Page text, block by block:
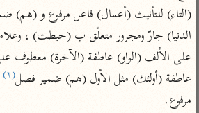
تفسير الثعالبي
تفسير السمرقندي
تفسير الثعلبي
البسيط للواحدي
تفسير أبي السعود
الكشاف للزمخشري
عاطفة (أولئك) مثل الأول (هم) ضمير فصل(٢)
مرفوع.